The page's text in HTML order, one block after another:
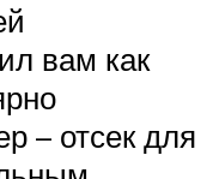
вам как
– отсек для